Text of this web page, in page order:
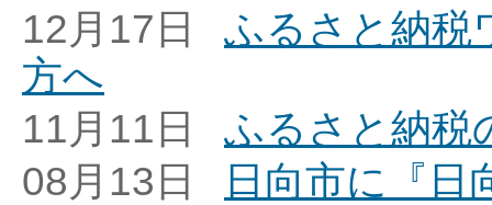
12月17日
ふるさと納税
方へ
11月11日
ふるさと納税
08月13日
日向市に『日